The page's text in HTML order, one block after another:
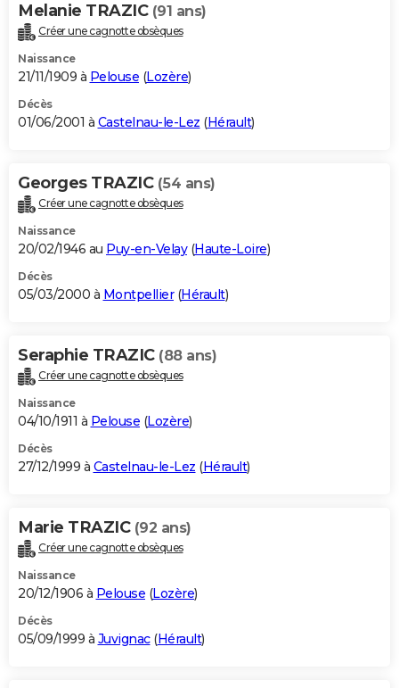
Melanie TRAZIC (91 ans)
Créer une cagnotte obsèques
Naissance
21/11/1909 à Pelouse (Lozère)
Décès
01/06/2001 à Castelnau-le-Lez (Hérault)
Georges TRAZIC (54 ans)
Créer une cagnotte obsèques
Naissance
20/02/1946 au Puy-en-Velay(Haute-Loire)
Décès
05/03/2000 à Montpellier(Hérault)
Seraphie TRAZIC (88 ans)
Créer une cagnotte obsèques
Naissance
04/10/1911 à Pelouse (Lozère)
Décès
27/12/1999 à Castelnau-le-Lez (Hérault)
Marie TRAZIC (92 ans)
Créer une cagnotte obsèques
Naissance
20/12/1906 à Pelouse (Lozère)
Décès
05/09/1999 à Juvignac(Hérault)